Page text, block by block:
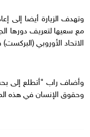
وتهدف الزيارة أيضا إلى
مع سعيها لتعريف دورها
الاتحاد الأوروبي (البركست)
وأضاف راب "أتطلع إلى بحث
وحقوق الإنسان في هذه